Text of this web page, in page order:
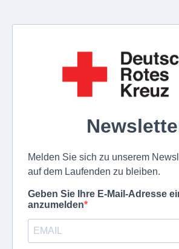
Melden Sie sich zu unserem
auf dem Laufenden zu bleiben.
Geben Sie Ihre E-Mail-Adresse
anzumelden